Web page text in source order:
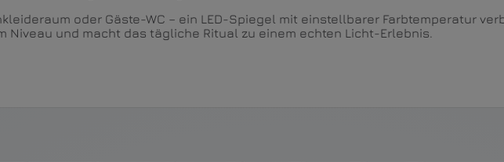
oder Gäste-WC – ein LED-Spiegel mit einstellbarer Farbtemperatur
Niveau und macht das tägliche Ritual zu einem echten Licht-Erlebnis.